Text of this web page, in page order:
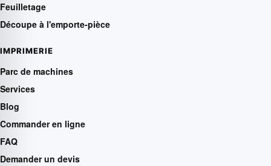
Feuilletage
Découpe à l'emporte-pièce
IMPRIMERIE
Parc de machines
Services
Blog
Commander en ligne
FAQ
Demander un devis